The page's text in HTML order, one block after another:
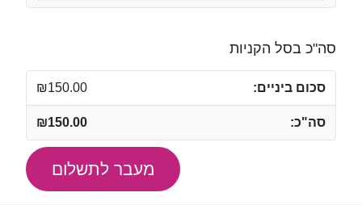
סה"כ בסל הקניות
₪150.00
₪150.00
מעבר לתשלום